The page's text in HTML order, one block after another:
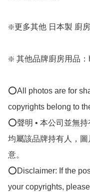
❇️更多其他 日本製 廚
❇️ 其他品牌廚房用品：
⭕All photos are for
copyrights belong to
⭕聲明 • 本公司並無
均屬該品牌持有人，
意。
⭕Disclaimer: If the
your copyrights,